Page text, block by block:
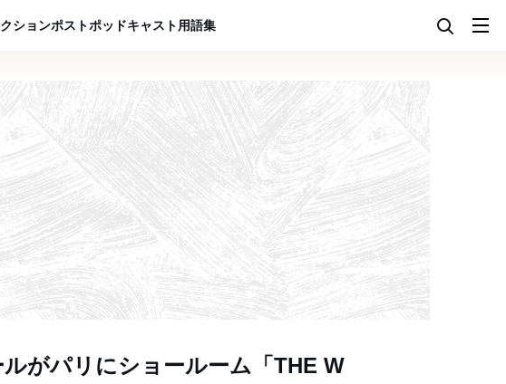
ションポストポッドキャスト用語集
がパリにショールーム「THE W